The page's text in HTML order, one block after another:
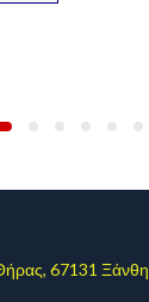
67131 Ξάνθη